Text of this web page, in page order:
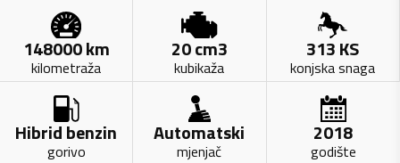
148000km
kilometraža
20cm3
kubikaža
313KS
konjska snaga
Hibrid benzin
gorivo
Automatski
mjenjač
2018
godište